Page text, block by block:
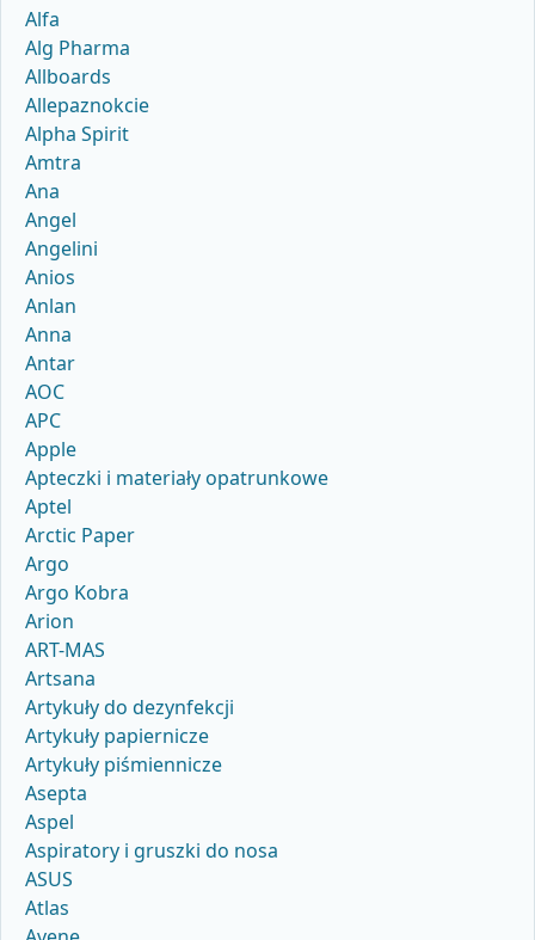
Alfa
Alg Pharma
Allboards
Allepaznokcie
Alpha Spirit
Amtra
Ana
Angel
Angelini
Anios
Anlan
Anna
Antar
AOC
APC
Apple
Apteczki i materiały opatrunkowe
Aptel
Arctic Paper
Argo
Argo Kobra
Arion
ART-MAS
Artsana
Artykuły do dezynfekcji
Artykuły papiernicze
Artykuły piśmiennicze
Asepta
Aspel
Aspiratory i gruszki do nosa
ASUS
Atlas